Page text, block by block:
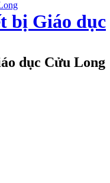
bị Giáo dục
dục Cửu Long